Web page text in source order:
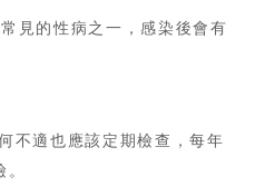
見的性病之一，感染後會有
不適也應該定期檢查，每年